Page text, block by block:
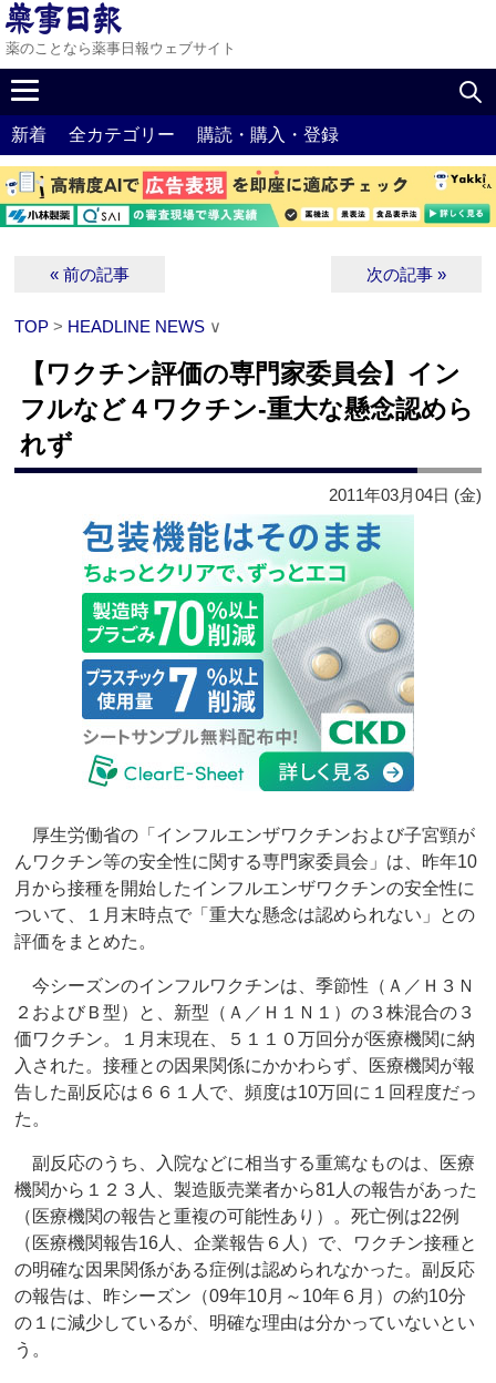
薬のことなら薬事日報ウェブサイト
新着 全カテゴリー 購読・購入・登録
« 前の記事 次の記事 »
TOP > HEADLINE NEWS ∨
【ワクチン評価の専門家委員会】イン
フルなど４ワクチン‐重大な懸念認めら
れず
2011年03月04日 (金)
厚生労働省の「インフルエンザワクチンおよび子宮頸が
んワクチン等の安全性に関する専門家委員会」は、昨年10
月から接種を開始したインフルエンザワクチンの安全性に
ついて、１月末時点で「重大な懸念は認められない」との
評価をまとめた。
今シーズンのインフルワクチンは、季節性（Ａ／Ｈ３Ｎ
２およびＢ型）と、新型（Ａ／Ｈ１Ｎ１）の３株混合の３
価ワクチン。１月末現在、５１１０万回分が医療機関に納
入された。接種との因果関係にかかわらず、医療機関が報
告した副反応は６６１人で、頻度は10万回に１回程度だっ
た。
副反応のうち、入院などに相当する重篤なものは、医療
機関から１２３人、製造販売業者から81人の報告があった
（医療機関の報告と重複の可能性あり）。死亡例は22例
（医療機関報告16人、企業報告６人）で、ワクチン接種と
の明確な因果関係がある症例は認められなかった。副反応
の報告は、昨シーズン（09年10月～10年６月）の約10分
の１に減少しているが、明確な理由は分かっていないとい
う。